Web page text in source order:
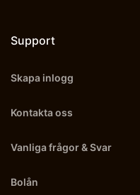
Support
Skapa inlogg
Kontakta oss
Vanliga frågor & Svar
Bolån